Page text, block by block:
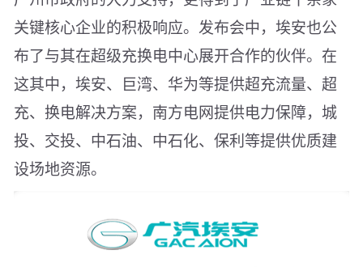
关键核心企业的积极响应。发布会中，埃安也公
布了与其在超级充换电中心展开合作的伙伴。在
这其中，埃安、巨湾、华为等提供超充流量、超
充、换电解决方案，南方电网提供电力保障，城
投、交投、中石油、中石化、保利等提供优质建
设场地资源。